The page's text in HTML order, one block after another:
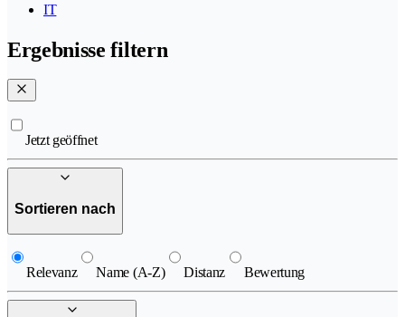
IT
Ergebnisse filtern
Jetzt geöffnet
Sortieren nach
Relevanz Name (A-Z) Distanz Bewertung